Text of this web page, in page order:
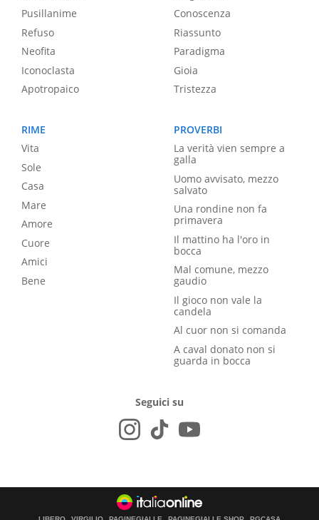
Pusillanime
Refuso
Neofita
Iconoclasta
Apotropaico
Conoscenza
Riassunto
Paradigma
Gioia
Tristezza
RIME
Vita
Sole
Casa
Mare
Amore
Cuore
Amici
Bene
PROVERBI
La verità vien sempre a
galla
Uomo avvisato, mezzo
salvato
Una rondine non fa
primavera
Il mattino ha l'oro in
bocca
Mal comune, mezzo
gaudio
Il gioco non vale la
candela
Al cuor non si comanda
A caval donato non si
guarda in bocca
Seguici su